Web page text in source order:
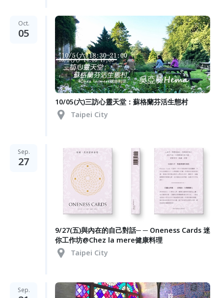
Oct.
05
10/05(六)三訪心靈天堂：蘇格蘭芬活生態村
Taipei City
Sep.
27
9/27(五)與內在的自己對話─ ─ Oneness Cards 迷
你工作坊@Chez la mere健康料理
Taipei City
Sep.